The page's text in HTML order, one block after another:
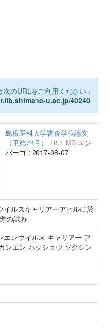
次のURLをご利用ください :
u.ac.jp/40240
島根医科大学審査学位論文
（甲第74号） 18.1 MB エン
バーゴ : 2017-08-07
イルスキャリアーアヒルに於
の試み
エンウイルス キャリアー ア
ンエン ハッショウ ソクシン